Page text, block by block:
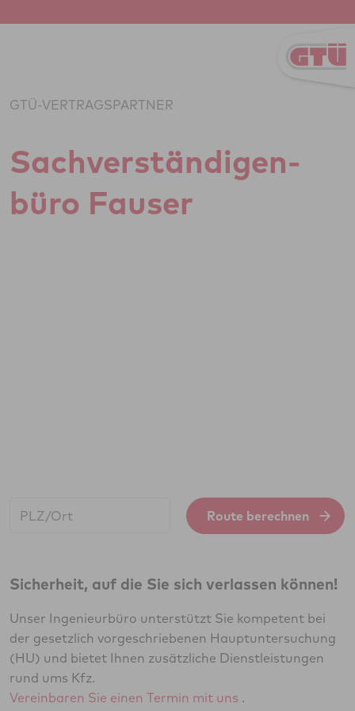
GTÜ-VERTRAGSPARTNER
Sach­ver­stän­di­gen­
büro Fauser
Route berechnen
Sicherheit, auf die Sie sich verlassen können!
Unser Ingenieurbüro unterstützt Sie kompetent bei
der gesetzlich vorgeschriebenen Hauptuntersuchung
(HU) und bietet Ihnen zusätzliche Dienstleistungen
rund ums Kfz.
Vereinbaren Sie einen Termin mit uns .